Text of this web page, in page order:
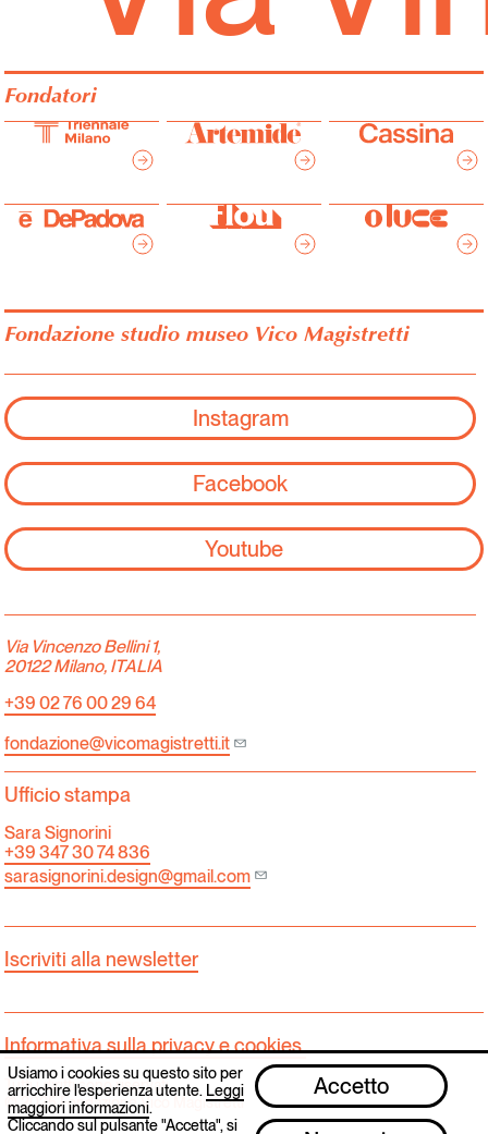
Fondatori
Fondazione studio museo Vico Magistretti
Instagram
Facebook
Youtube
Via Vincenzo Bellini 1,
20122 Milano, ITALIA
+39 02 76 00 29 64
fondazione@vicomagistretti.it
Ufficio stampa
Sara Signorini
+39 347 30 74 836
sarasignorini.design@gmail.com
Iscriviti alla newsletter
Informativa sulla privacy e cookies.
Tutti i diritti sono riservati.
© 2025 Fondazione Vico Magistretti
Usiamo i cookies su questo sito per
arricchire l'esperienza utente. Leggi
maggiori informazioni.
Cliccando sul pulsante "Accetta", si
Accetto